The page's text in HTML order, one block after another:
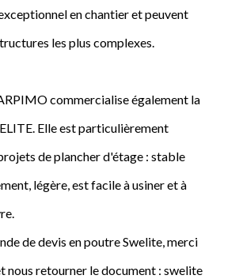
en chantier et peuvent
les plus complexes.
commercialise également la
Elle est particulièrement
de plancher d'étage : stable
légère, est facile à usiner et à
de devis en poutre Swelite, merci
nous retourner le document : swelite